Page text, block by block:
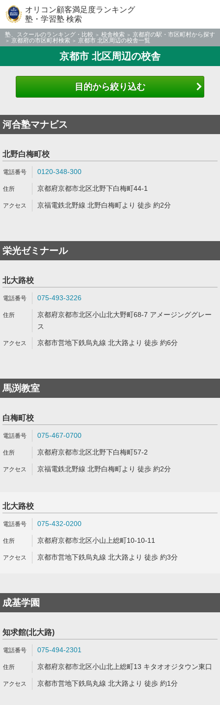
オリコン顧客満足度ランキング
塾・学習塾 検索
塾、スクールのランキング・比較 校舎検索
京都府の駅・市区町村から探す
京都府の市区町村検索
京都市 北区周辺の校舎一覧
京都市 北区周辺の校舎
目的から絞り込む
河合塾マナビス
北野白梅町校
0120-348-300
京都府京都市北区北野下白梅町44-1
京福電鉄北野線 北野白梅町より 徒歩 約2分
栄光ゼミナール
北大路校
075-493-3226
京都府京都市北区小山北大野町68-7 アメージンググレー
ス
京都市営地下鉄烏丸線 北大路より 徒歩 約6分
馬渕教室
白梅町校
075-467-0700
京都府京都市北区北野下白梅町57-2
京福電鉄北野線 北野白梅町より 徒歩 約2分
北大路校
075-432-0200
京都府京都市北区小山上総町10-10-11
京都市営地下鉄烏丸線 北大路より 徒歩 約3分
成基学園
知求館(北大路)
075-494-2301
京都府京都市北区小山北上総町13 キタオオジタウン東口
京都市営地下鉄烏丸線 北大路より 徒歩 約1分